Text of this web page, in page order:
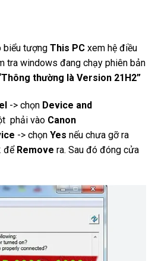
biểu tượng This PC xem hệ điều
tra windows đang chạy phiên bản
thường là Version 21H2”
-> chọn Device and
phải vào Canon
-> chọn Yes nếu chưa gỡ ra
để Remove ra. Sau đó đóng cửa